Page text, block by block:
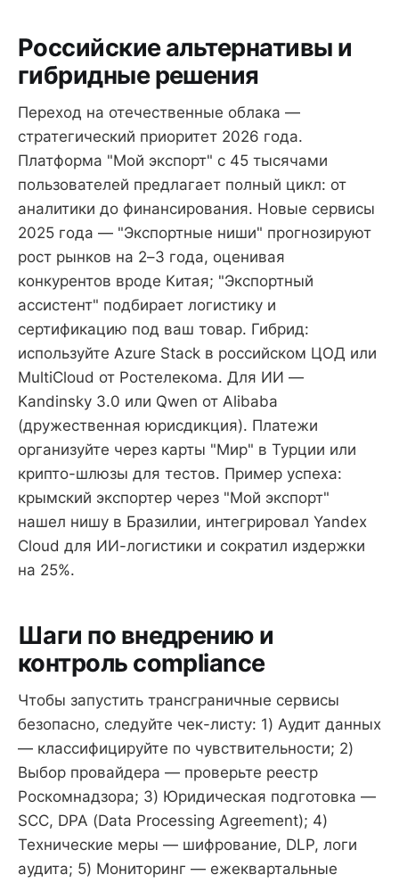
Российские альтернативы и
гибридные решения
Переход на отечественные облака —
стратегический приоритет 2026 года.
Платформа "Мой экспорт" с 45 тысячами
пользователей предлагает полный цикл: от
аналитики до финансирования. Новые сервисы
2025 года — "Экспортные ниши" прогнозируют
рост рынков на 2–3 года, оценивая
конкурентов вроде Китая; "Экспортный
ассистент" подбирает логистику и
сертификацию под ваш товар. Гибрид:
используйте Azure Stack в российском ЦОД или
MultiCloud от Ростелекома. Для ИИ —
Kandinsky 3.0 или Qwen от Alibaba
(дружественная юрисдикция). Платежи
организуйте через карты "Мир" в Турции или
крипто-шлюзы для тестов. Пример успеха:
крымский экспортер через "Мой экспорт"
нашел нишу в Бразилии, интегрировал Yandex
Cloud для ИИ-логистики и сократил издержки
на 25%.
Шаги по внедрению и
контроль compliance
Чтобы запустить трансграничные сервисы
безопасно, следуйте чек-листу: 1) Аудит данных
— классифицируйте по чувствительности; 2)
Выбор провайдера — проверьте реестр
Роскомнадзора; 3) Юридическая подготовка —
SCC, DPA (Data Processing Agreement); 4)
Технические меры — шифрование, DLP, логи
аудита; 5) Мониторинг — ежеквартальные